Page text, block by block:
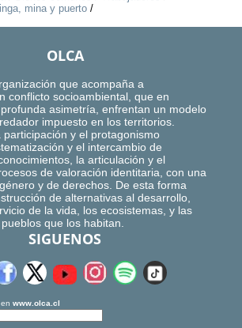
mina y puerto /
OLCA
que acompaña a
conflicto socioambiental, que en
asimetría, enfrentan un modelo
impuesto en los territorios.
participación y el protagonismo
y el intercambio de
la articulación y el
de valoración identitaria, con una
y de derechos. De esta forma
de alternativas al desarrollo,
de la vida, los ecosistemas, y las
que los habitan.
SIGUENOS
en www.olca.cl